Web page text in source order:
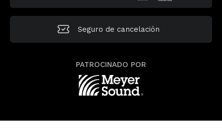
Seguro de cancelación
PATROCINADO POR